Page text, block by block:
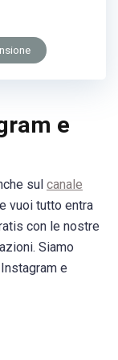
e
sul canale
vuoi tutto entra
con le nostre
Siamo
e